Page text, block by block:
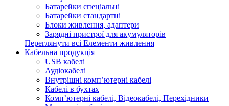
Батарейки спеціальні
Батарейки стандартні
Блоки живлення, адаптери
Зарядні пристрої для акумуляторів
Переглянути всі Елементи живлення
Кабельна продукція
USB кабелі
Аудіокабелі
Внутрішні комп’ютерні кабелі
Кабелі в бухтах
Комп’ютерні кабелі, Відеокабелі, Перехідники